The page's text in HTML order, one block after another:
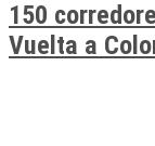
150
Vuelta a